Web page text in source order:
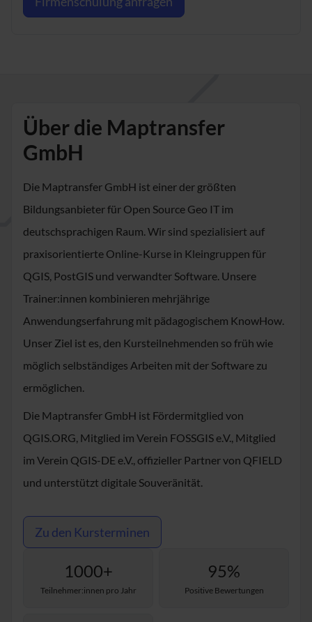
Über die Maptransfer
GmbH
Die Maptransfer GmbH ist einer der größten
Bildungsanbieter für Open Source Geo IT im
deutschsprachigen Raum. Wir sind spezialisiert auf
praxisorientierte Online-Kurse in Kleingruppen für
QGIS, PostGIS und verwandter Software. Unsere
Trainer:innen kombinieren mehrjährige
Anwendungserfahrung mit pädagogischem KnowHow.
Unser Ziel ist es, den Kursteilnehmenden so früh wie
möglich selbständiges Arbeiten mit der Software zu
ermöglichen.
Die Maptransfer GmbH ist Fördermitglied von
QGIS.ORG, Mitglied im Verein FOSSGIS e.V., Mitglied
im Verein QGIS-DE e.V., offizieller Partner von QFIELD
und unterstützt digitale Souveränität.
Zu den Kursterminen
1000+
Teilnehmer:innen pro Jahr
95%
Positive Bewertungen